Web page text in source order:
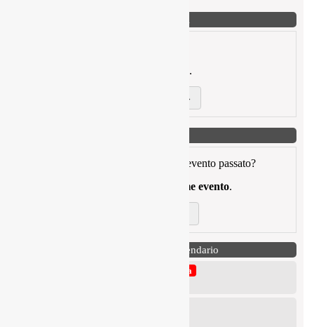
Ricerca articoli
.
Cerca articoli →
Stai cercando una cronoscalata o un evento passato?
nome evento.
Prossime gare in Calendario
6° Slalom Città di Alessandria della Rocca